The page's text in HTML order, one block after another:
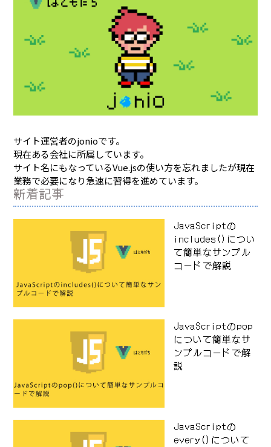
サイト運営者のjonioです。
現在ある会社に所属しています。
サイト名にもなっているVue.jsの使い方を忘れましたが現在
業務で必要になり急速に習得を進めています。
新着記事
JavaScriptの
includes()につい
て簡単なサンプル
コードで解説
JavaScriptのpop
について簡単なサ
ンプルコードで解
説
JavaScriptの
every()について